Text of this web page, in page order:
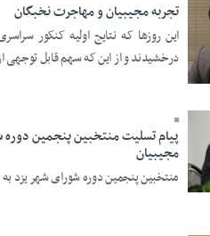
تجربه مجیبیان و مهاجرت نخبگان
این روزها که نتایج اولیه کنکور
درخشیدند و از این که سهم قابل توجهی
پیام تسلیت منتخبین پنجمين
مجیبیان
منتخبین پنجمين دوره شورای شهر یزد